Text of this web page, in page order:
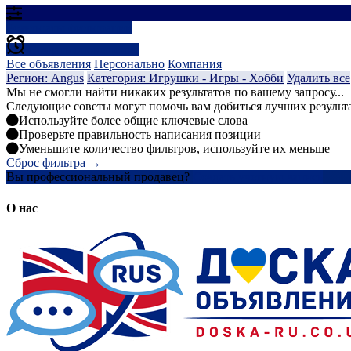
Все объявления Персонально Компания
Регион: Angus Категория: Игрушки - Игры - Хобби Удалить все
Мы не смогли найти никаких результатов по вашему запросу...
Следующие советы могут помочь вам добиться лучших
Используйте более общие ключевые слова
Проверьте правильность написания позиции
Уменьшите количество фильтров, используйте их меньше
Сброс фильтра →
Вы профессиональный продавец?
О нас